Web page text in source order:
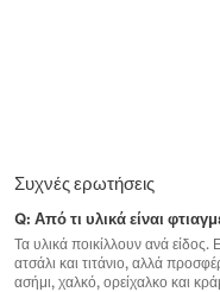
Συχνές ερωτήσεις
Q: Από τι υλικά είναι
Τα υλικά ποικίλλουν ανά
ατσάλι και τιτάνιο, αλλά
ασήμι, χαλκό, ορείχαλκο και